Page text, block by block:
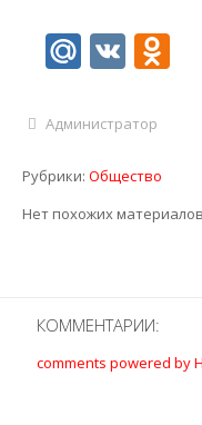
Mail.Ru
VK
Администратор
Рубрики: Общество
Нет похожих
КОММЕНТАРИИ:
comments powered by